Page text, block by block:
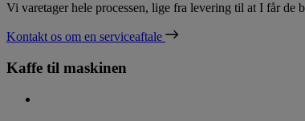
Vi varetager hele processen, lige fra levering til at I får de
Kontakt os om en serviceaftale
Kaffe til maskinen